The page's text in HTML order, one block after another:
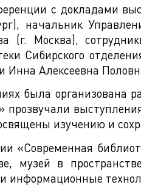
с докладами
начальник
(г. Москва),
Сибирского
Инна Алексеевна
была организована
прозвучали
изучению и
«Современная
музей в
информационные